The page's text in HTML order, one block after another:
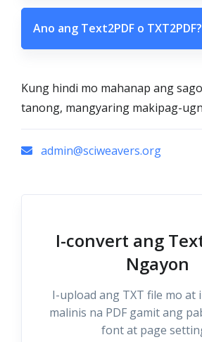
Ano ang Text2PDF o TXT2PDF?
Kung hindi mo mahanap ang
tanong, mangyaring makipag-
admin@sciweavers.org
I-convert ang
Ngayon
I-upload ang TXT file mo at
malinis na PDF gamit ang
font at page